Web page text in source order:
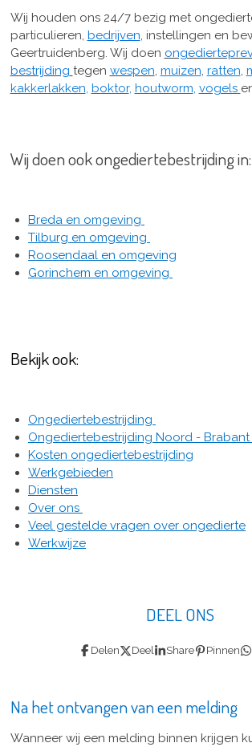
Wij houden ons 24/7 bezig met
particulieren, bedrijven, instellingen en
Geertruidenberg. Wij doen
bestrijding tegen wespen, muizen, ratten,
kakkerlakken, boktor, houtworm, vogels
Wij doen ook ongediertebestrijding in:
Breda en omgeving
Tilburg en omgeving
Roosendaal en omgeving
Gorinchem en omgeving
Bekijk ook:
Ongediertebestrijding
Ongediertebestrijding Noord - Brabant
Kosten ongediertebestrijding
Werkgebieden
Diensten
Over ons
Veel gestelde vragen over ongedierte
Werkwijze
DEEL ONS
Delen Deel Share Pinnen
Na het ontvangen van een melding
Wanneer wij een melding binnen krijgen